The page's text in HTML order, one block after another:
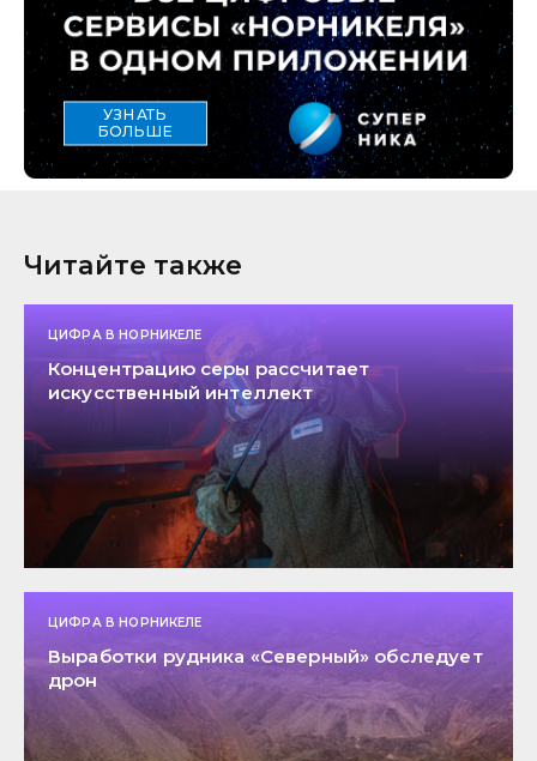
УЗНАТЬ
БОЛЬШЕ
Читайте также
ЦИФРА В НОРНИКЕЛЕ
Концентрацию серы рассчитает
искусственный интеллект
ЦИФРА В НОРНИКЕЛЕ
Выработки рудника «Северный» обследует
дрон